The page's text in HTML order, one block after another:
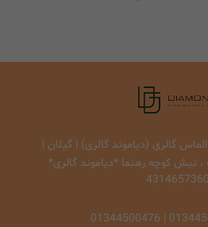
گالری (دیاموند گالری) | گیلان |
، نبش کوچه رهنما *دیاموند گالری*
4314657360
01344500486 |